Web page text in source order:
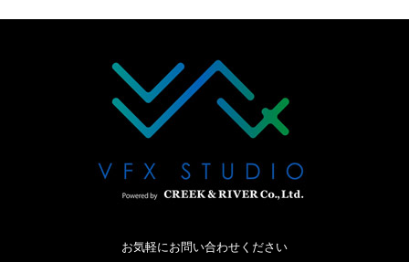
お気軽にお問い合わせください